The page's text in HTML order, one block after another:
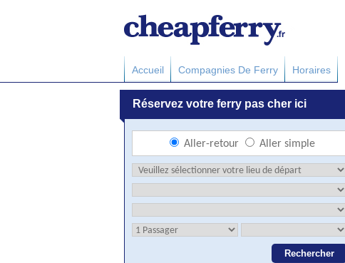
Accueil Compagnies De Ferry Horaires